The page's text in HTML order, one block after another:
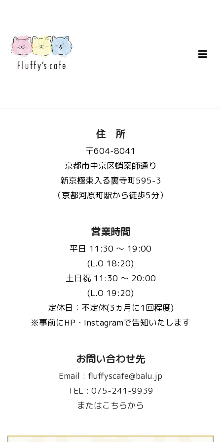
住 所
〒604-8041
京都市中京区蛸薬師通り
新京極東入る裏寺町595-3
（京都河原町駅から徒歩5分）
営業時間
平日 11:30 〜 19:00
(L.O 18:20)
土日祝 11:30 〜 20:00
(L.O 19:20)
定休日：不定休(3ヵ月に1回程度)
※事前にHP・Instagramで告知いたします
お問い合わせ先
Email : fluffyscafe@balu.jp
TEL : 075-241-9939
またはこちらから